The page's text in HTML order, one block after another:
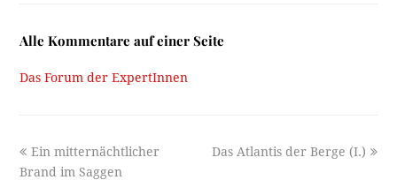
Alle Kommentare auf einer Seite
Das Forum der ExpertInnen
previous
post:
Ein mitternächtlicher
Brand im Saggen
next
Das Atlantis der Berge (I.)